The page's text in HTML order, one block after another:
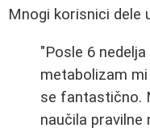
Mnogi korisnici dele
"Posle 6
metabolizam
se fantastično.
naučila pravilne